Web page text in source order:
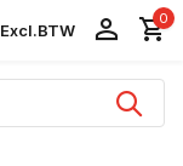
Excl.BTW
0